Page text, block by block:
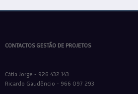
CONTACTOS GESTÃO DE PROJETOS
Cátia Jorge - 926 432 143
Ricardo Gaudêncio - 966 097 293